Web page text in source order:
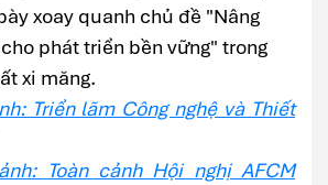
xoay quanh chủ đề "Nâng
phát triển bền vững" trong
xi măng.
Triển lãm Công nghệ và Thiết
Toàn cảnh Hội nghị AFCM